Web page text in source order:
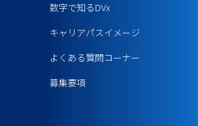
数字で知るDVx
キャリアパスイメージ
よくある質問コーナー
募集要項